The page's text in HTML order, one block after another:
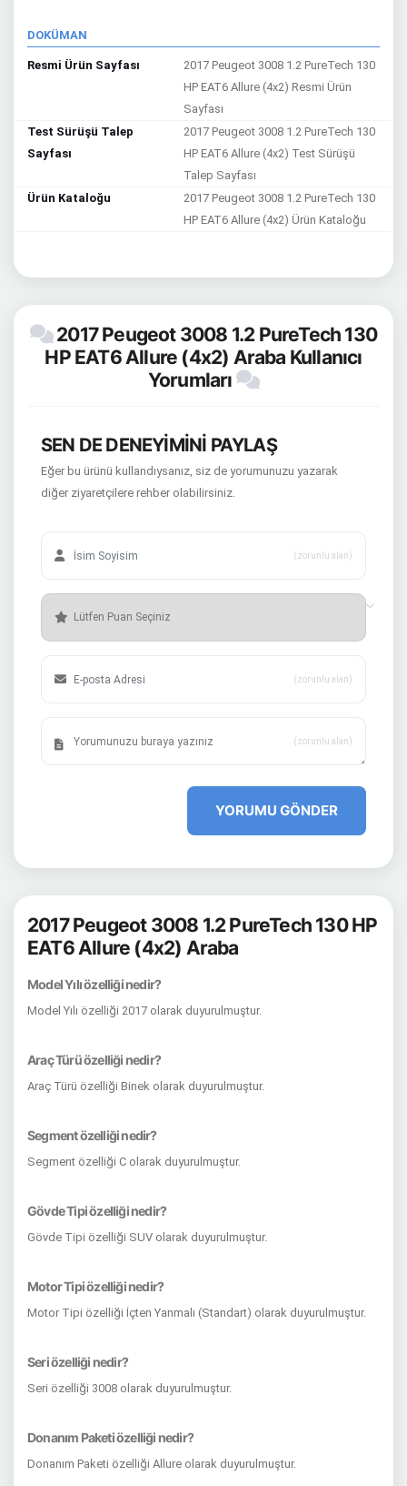
DOKÜMAN
Resmi Ürün Sayfası
2017 Peugeot 3008 1.2 PureTech 130
HP EAT6 Allure (4x2) Resmi Ürün
Sayfası
Test Sürüşü Talep
Sayfası
2017 Peugeot 3008 1.2 PureTech 130
HP EAT6 Allure (4x2) Test Sürüşü
Talep Sayfası
Ürün Kataloğu
2017 Peugeot 3008 1.2 PureTech 130
HP EAT6 Allure (4x2) Ürün Kataloğu
2017 Peugeot 3008 1.2 PureTech 130
HP EAT6 Allure (4x2) Araba Kullanıcı
Yorumları
SEN DE DENEYİMİNİ PAYLAŞ
Eğer bu ürünü kullandıysanız, siz de yorumunuzu yazarak
diğer ziyaretçilere rehber olabilirsiniz.
(zorunlu alan)
(zorunlu alan)
(zorunlu alan)
YORUMU GÖNDER
2017 Peugeot 3008 1.2 PureTech 130 HP
EAT6 Allure (4x2) Araba
Model Yılı özelliği nedir?
Model Yılı özelliği 2017 olarak duyurulmuştur.
Araç Türü özelliği nedir?
Araç Türü özelliği Binek olarak duyurulmuştur.
Segment özelliği nedir?
Segment özelliği C olarak duyurulmuştur.
Gövde Tipi özelliği nedir?
Gövde Tipi özelliği SUV olarak duyurulmuştur.
Motor Tipi özelliği nedir?
Motor Tipi özelliği İçten Yanmalı (Standart) olarak duyurulmuştur.
Seri özelliği nedir?
Seri özelliği 3008 olarak duyurulmuştur.
Donanım Paketi özelliği nedir?
Donanım Paketi özelliği Allure olarak duyurulmuştur.